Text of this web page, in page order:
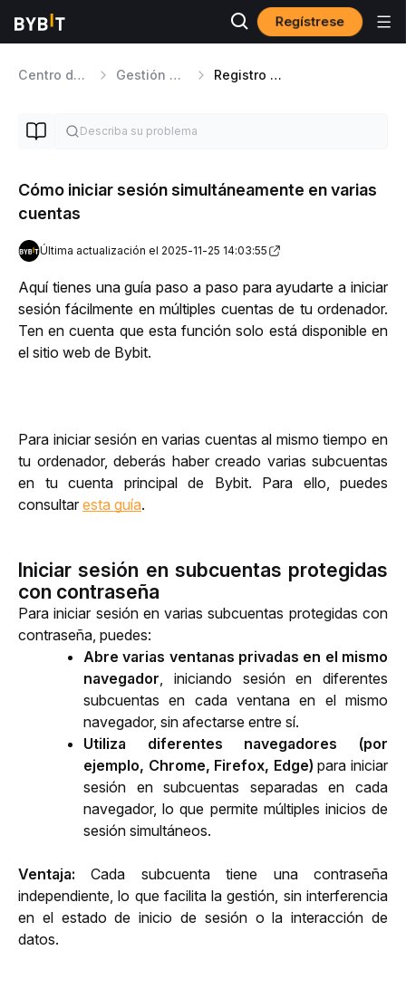
Regístrese
Centro de ayuda Gestión de cuentas Registro e Inicio de sesión
Cómo iniciar sesión simultáneamente en varias
cuentas
Última actualización el 2025-11-25 14:03:55
Aquí tienes una guía paso a paso para ayudarte a iniciar
sesión fácilmente en múltiples cuentas de tu ordenador.
Ten en cuenta que esta función solo está disponible en
el sitio web de Bybit.
Para iniciar sesión en varias cuentas al mismo tiempo en
tu ordenador, deberás haber creado varias subcuentas
en tu cuenta principal de Bybit. Para ello, puedes
consultar esta guía.
Iniciar sesión en subcuentas protegidas
con contraseña
Para iniciar sesión en varias subcuentas protegidas con
contraseña, puedes:
Abre varias ventanas privadas en el mismo
navegador, iniciando sesión en diferentes
subcuentas en cada ventana en el mismo
navegador, sin afectarse entre sí.
Utiliza diferentes navegadores (por
ejemplo, Chrome, Firefox, Edge) para iniciar
sesión en subcuentas separadas en cada
navegador, lo que permite múltiples inicios de
sesión simultáneos.
Ventaja: Cada subcuenta tiene una contraseña
independiente, lo que facilita la gestión, sin interferencia
en el estado de inicio de sesión o la interacción de
datos.